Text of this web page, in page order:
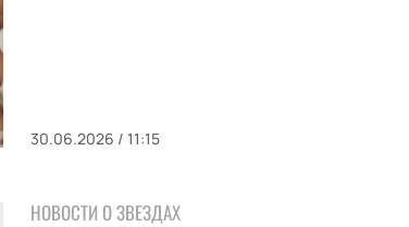
30.06.2026 / 11:15
НОВОСТИ О ЗВЕЗДАХ